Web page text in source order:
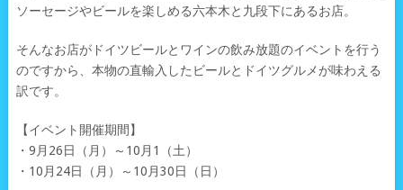
ソーセージやビールを楽しめる六本木と九段下にあるお店。
そんなお店がドイツビールとワインの飲み放題のイベントを行う
のですから、本物の直輸入したビールとドイツグルメが味わえる
訳です。
【イベント開催期間】
・9月26日（月）～10月1（土）
・10月24日（月）～10月30日（日）